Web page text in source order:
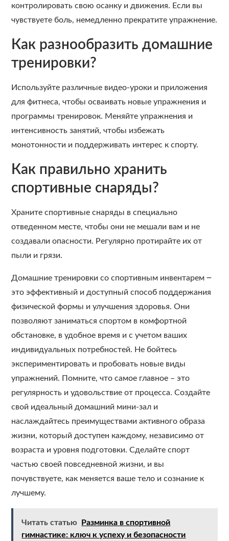
контролировать свою осанку и движения. Если вы
чувствуете боль, немедленно прекратите упражнение.
Как разнообразить домашние
тренировки?
Используйте различные видео-уроки и приложения
для фитнеса, чтобы осваивать новые упражнения и
программы тренировок. Меняйте упражнения и
интенсивность занятий, чтобы избежать
монотонности и поддерживать интерес к спорту.
Как правильно хранить
спортивные снаряды?
Храните спортивные снаряды в специально
отведенном месте, чтобы они не мешали вам и не
создавали опасности. Регулярно протирайте их от
пыли и грязи.
Домашние тренировки со спортивным инвентарем ౼
это эффективный и доступный способ поддержания
физической формы и улучшения здоровья. Они
позволяют заниматься спортом в комфортной
обстановке, в удобное время и с учетом ваших
индивидуальных потребностей. Не бойтесь
экспериментировать и пробовать новые виды
упражнений. Помните, что самое главное – это
регулярность и удовольствие от процесса. Создайте
свой идеальный домашний мини-зал и
наслаждайтесь преимуществами активного образа
жизни, который доступен каждому, независимо от
возраста и уровня подготовки. Сделайте спорт
частью своей повседневной жизни, и вы
почувствуете, как меняется ваше тело и сознание к
лучшему.
Читать статью
Разминка в спортивной
гимнастике: ключ к успеху и безопасности